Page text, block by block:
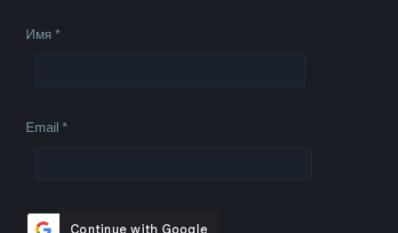
Имя*
Email*